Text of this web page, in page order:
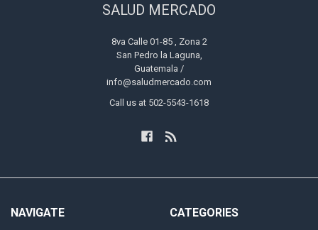
SALUD MERCADO
8va Calle 01-85 , Zona 2
San Pedro la Laguna,
Guatemala /
info@saludmercado.com
Call us at 502-5543-1618
NAVIGATE CATEGORIES